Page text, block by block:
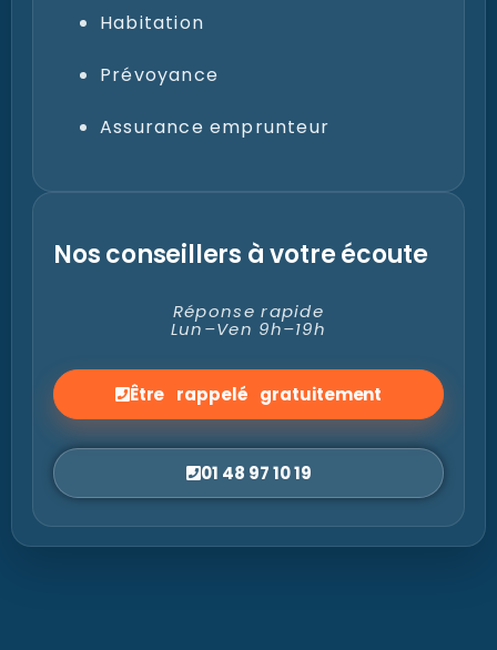
Prévoyance
Assurance emprunteur
01 48 97 10 19